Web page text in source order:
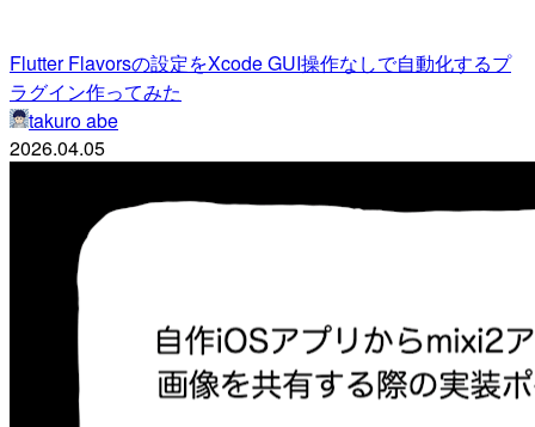
Flutter Flavorsの設定をXcode GUI操作なしで自動化するプ
ラグイン作ってみた
takuro abe
2026.04.05